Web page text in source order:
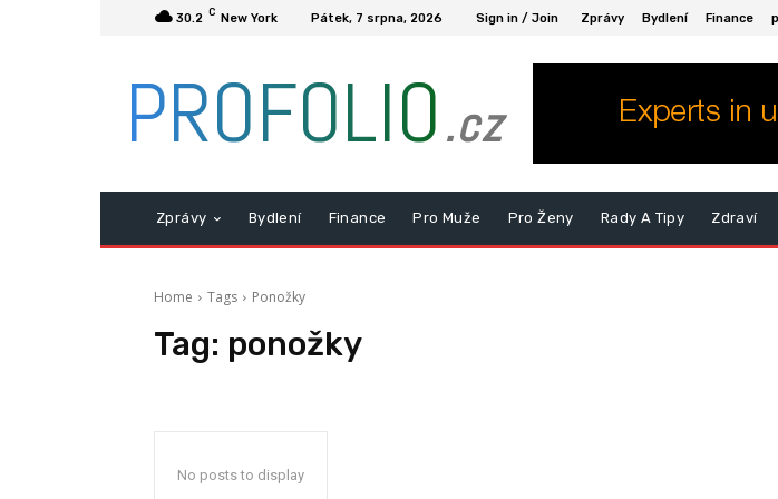
30.2 C New York Pátek, 7 srpna, 2026 Sign in / Join Zprávy Bydlení Finance
PROFOLIO.cz
Zprávy Bydlení Finance Pro Muže Pro Ženy Rady A Tipy Zdraví
Home Tags Ponožky
Tag: ponožky
No posts to display